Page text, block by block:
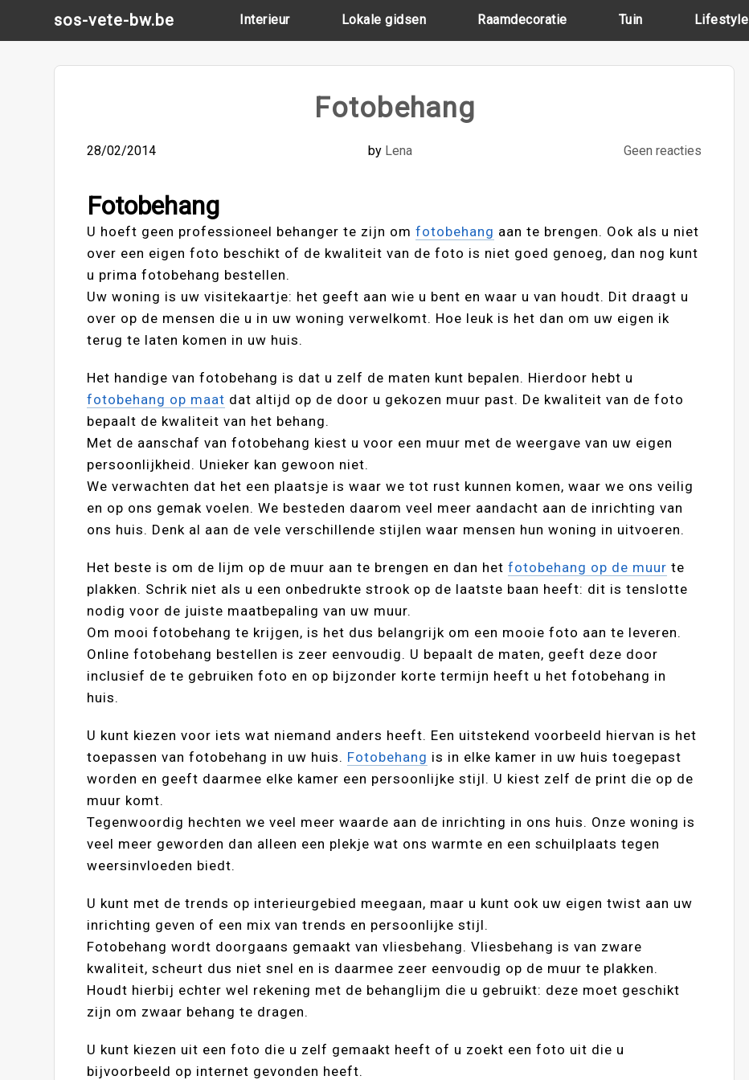
content
sos-vete-bw.be Interieur Lokale gidsen Raamdecoratie Tuin Lifestyle
Fotobehang
28/02/2014 by Lena Geen reacties
Fotobehang
U hoeft geen professioneel behanger te zijn omfotobehang aan te brengen. Ook als u niet
over een eigen foto beschikt of de kwaliteit van de foto is niet goed genoeg, dan nog kunt
u prima fotobehang bestellen.
Uw woning is uw visitekaartje: het geeft aan wie u bent en waar u van houdt. Dit draagt u
over op de mensen die u in uw woning verwelkomt. Hoe leuk is het dan om uw eigen ik
terug te laten komen in uw huis.
Het handige van fotobehang is dat u zelf de maten kunt bepalen. Hierdoor hebt u
fotobehang op maat dat altijd op de door u gekozen muur past. De kwaliteit van de foto
bepaalt de kwaliteit van het behang.
Met de aanschaf van fotobehang kiest u voor een muur met de weergave van uw eigen
persoonlijkheid. Unieker kan gewoon niet.
We verwachten dat het een plaatsje is waar we tot rust kunnen komen, waar we ons veilig
en op ons gemak voelen. We besteden daarom veel meer aandacht aan de inrichting van
ons huis. Denk al aan de vele verschillende stijlen waar mensen hun woning in uitvoeren.
Het beste is om de lijm op de muur aan te brengen en dan hetfotobehang op de muur te
plakken. Schrik niet als u een onbedrukte strook op de laatste baan heeft: dit is tenslotte
nodig voor de juiste maatbepaling van uw muur.
Om mooi fotobehang te krijgen, is het dus belangrijk om een mooie foto aan te leveren.
Online fotobehang bestellen is zeer eenvoudig. U bepaalt de maten, geeft deze door
inclusief de te gebruiken foto en op bijzonder korte termijn heeft u het fotobehang in
huis.
U kunt kiezen voor iets wat niemand anders heeft. Een uitstekend voorbeeld hiervan is het
toepassen van fotobehang in uw huis. Fotobehang is in elke kamer in uw huis toegepast
worden en geeft daarmee elke kamer een persoonlijke stijl. U kiest zelf de print die op de
muur komt.
Tegenwoordig hechten we veel meer waarde aan de inrichting in ons huis. Onze woning is
veel meer geworden dan alleen een plekje wat ons warmte en een schuilplaats tegen
weersinvloeden biedt.
U kunt met de trends op interieurgebied meegaan, maar u kunt ook uw eigen twist aan uw
inrichting geven of een mix van trends en persoonlijke stijl.
Fotobehang wordt doorgaans gemaakt van vliesbehang. Vliesbehang is van zware
kwaliteit, scheurt dus niet snel en is daarmee zeer eenvoudig op de muur te plakken.
Houdt hierbij echter wel rekening met de behanglijm die u gebruikt: deze moet geschikt
zijn om zwaar behang te dragen.
U kunt kiezen uit een foto die u zelf gemaakt heeft of u zoekt een foto uit die u
bijvoorbeeld op internet gevonden heeft.